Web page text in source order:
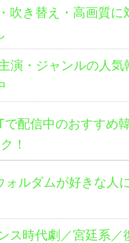
吹き替え・高画質に
演・ジャンルの人気
配信中のおすすめ
！
ォルダムが好きな人
ス時代劇／宮廷系／